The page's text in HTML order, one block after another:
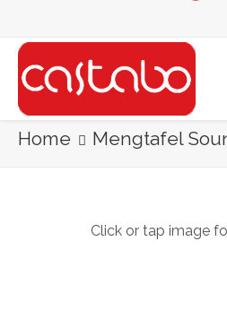
Home Mengtafel
Click or tap image